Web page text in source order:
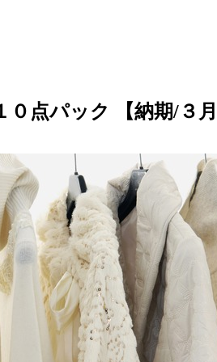
点パック 【納期/３月